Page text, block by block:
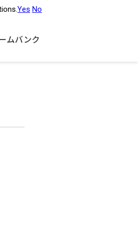
Global
ムバンク
Yes No